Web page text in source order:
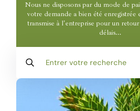
Nous ne disposons par du mode de
votre demande a bien été enregistrée
transmise à l'entreprise pour un
délais...